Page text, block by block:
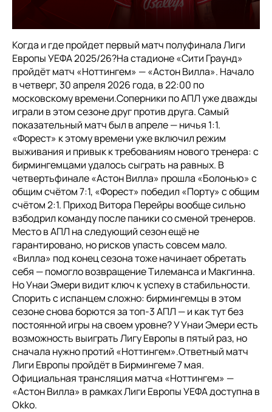
Когда и где пройдет первый матч полуфинала Лиги
Европы УЕФА 2025/26?На стадионе «Сити Граунд»
пройдёт матч «Ноттингем» — «Астон Вилла». Начало
в четверг, 30 апреля 2026 года, в 22:00 по
московскому времени.Соперники по АПЛ уже дважды
играли в этом сезоне друг против друга. Самый
показательный матч был в апреле — ничья 1:1.
«Форест» к этому времени уже включил режим
выживания и привык к требованиям нового тренера: с
бирмингемцами удалось сыграть на равных. В
четвертьфинале «Астон Вилла» прошла «Болонью» с
общим счётом 7:1, «Форест» победил «Порту» с общим
счётом 2:1. Приход Витора Перейры вообще сильно
взбодрил команду после паники со сменой тренеров.
Место в АПЛ на следующий сезон ещё не
гарантировано, но рисков упасть совсем мало.
«Вилла» под конец сезона тоже начинает обретать
себя — помогло возвращение Тилеманса и Макгинна.
Но Унаи Эмери видит ключ к успеху в стабильности.
Спорить с испанцем сложно: бирмингемцы в этом
сезоне снова борются за топ‑3 АПЛ — и как тут без
постоянной игры на своем уровне? У Унаи Эмери есть
возможность выиграть Лигу Европы в пятый раз, но
сначала нужно протий «Ноттингем».Ответный матч
Лиги Европы пройдёт в Бирмингеме 7 мая.
Официальная трансляция матча «Ноттингем» —
«Астон Вилла» в рамках Лиги Европы УЕФА доступна в
Okko.